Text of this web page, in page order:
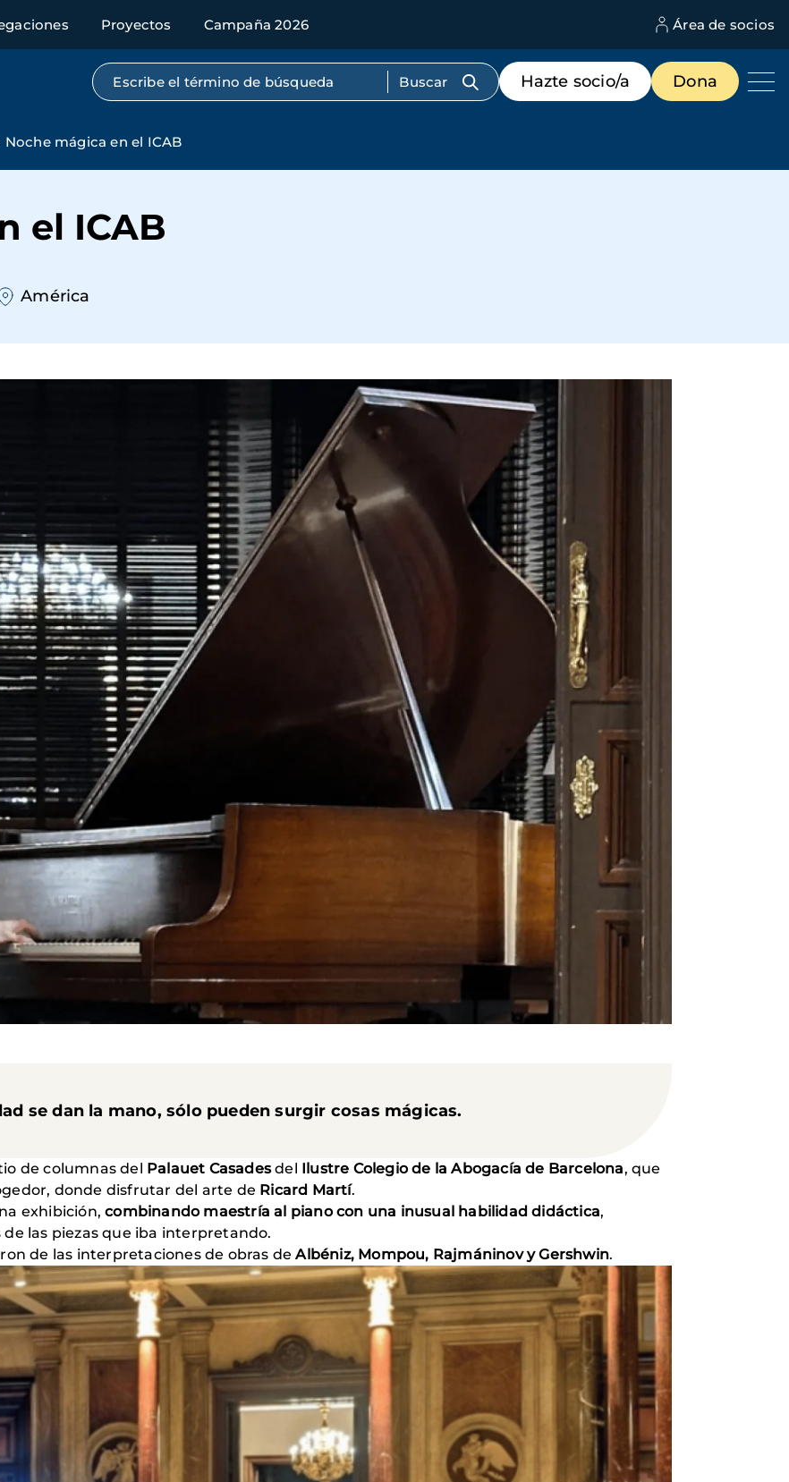
Proyectos Campaña 2026 Área de socios
Búsqueda por texto completo
Menú
de
destacados
Hazte socio/a Dona
Noche mágica en el ICAB
el ICAB
América
se dan la mano, sólo pueden surgir cosas mágicas.
de columnas del Palauet Casadesdel Ilustre Colegio de la Abogacía de Barcelona, ​​que
donde disfrutar del arte de Ricard Martí.
exhibición,combinando maestría al piano con una inusual habilidad didáctica,
las piezas que iba interpretando.
de las interpretaciones de obras deAlbéniz, Mompou, Rajmáninov y Gershwin.